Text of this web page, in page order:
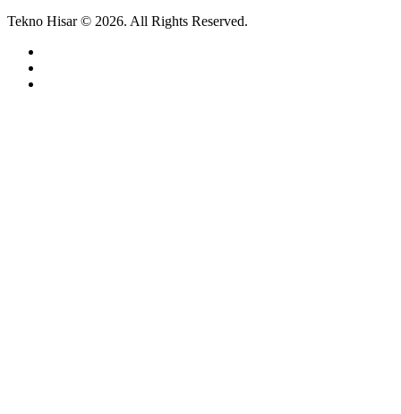
Tekno Hisar © 2026. All Rights Reserved.